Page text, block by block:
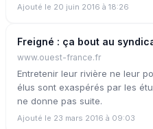
Ajouté le 20 juin 2016 à 18:26
Freigné : ça bout au
www.ouest-france.fr
Entretenir leur rivière ne leur
élus sont exaspérés par les
ne donne pas suite.
Ajouté le 23 mars 2016 à 09:03